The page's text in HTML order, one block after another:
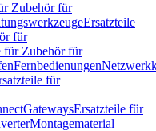
Zubehör für
Ersatzteile
für
für Zubehör für
Fernbedienungen
für
GatewaysErsatzteile für
Montagematerial